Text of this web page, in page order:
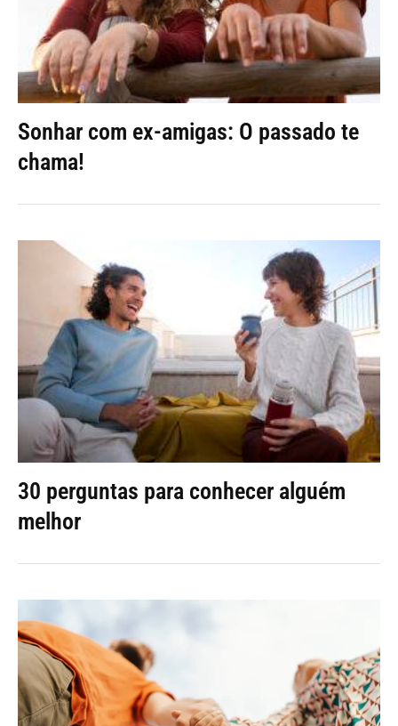
Sonhar com ex-amigas: O passado te
chama!
30 perguntas para conhecer alguém
melhor